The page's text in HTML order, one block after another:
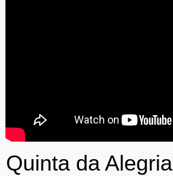
Quinta da Alegria